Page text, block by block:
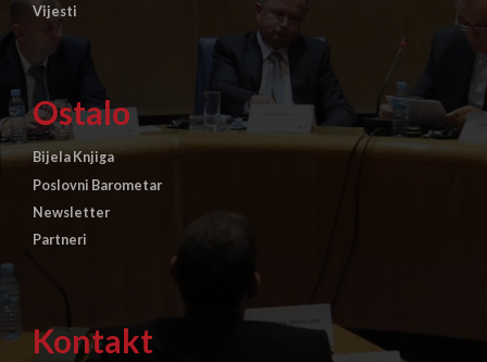
Vijesti
Ostalo
Bijela Knjiga
Poslovni Barometar
Newsletter
Partneri
Kontakt